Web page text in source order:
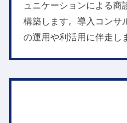
ュニケーションによる商
構築します。導入コンサ
の運用や利活用に伴走し